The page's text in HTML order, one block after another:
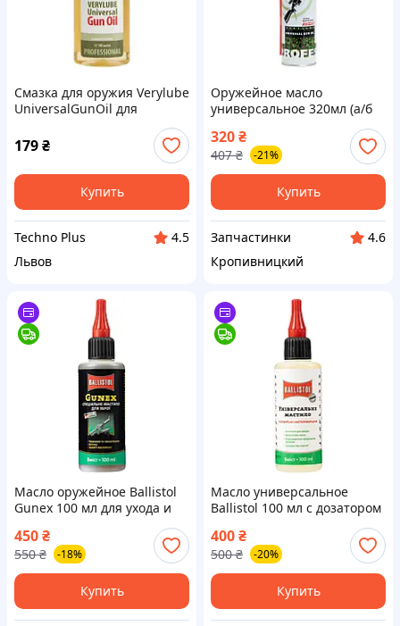
Смазка для оружия Verylube
UniversalGunOil для
зброїуніверсальна 100мл
(XB23903)
179₴
Купить
Techno Plus
4.5
Львов
Оружейное масло
универсальное 320мл (а/б
Украина) ХВ 20903 ПИР
75530
320₴
407 ₴ -21%
Купить
Запчастинки
4.6
Кропивницкий
Масло оружейное Ballistol
Gunex 100 мл для ухода и
коррозии, очистки деталей
и длительной консервации,
Германия
450₴
550 ₴ -18%
Купить
Масло универсальное
Ballistol 100 мл с дозатором
деревом и кожей, защиты
от коррозии и смазки
400₴
500 ₴ -20%
Купить